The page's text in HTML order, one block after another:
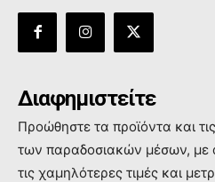
Διαφημιστείτε
Προώθηστε τα προϊόντα και
των παραδοσιακών μέσων, με
τις χαμηλότερες τιμές και